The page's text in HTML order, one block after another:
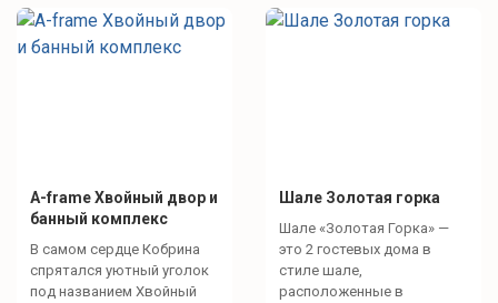
A-frame Хвойный двор и
банный комплекс
В самом сердце Кобрина
спрятался уютный уголок
под названием Хвойный
Шале Золотая горка
Шале «Золотая Горка» —
это 2 гостевых дома в
стиле шале,
расположенные в